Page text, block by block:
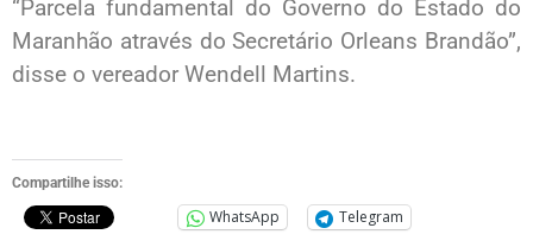
“Parcela fundamental do Governo do Estado do
Maranhão através do Secretário Orleans Brandão”,
disse o vereador Wendell Martins.
Compartilhe isso:
WhatsApp Telegram